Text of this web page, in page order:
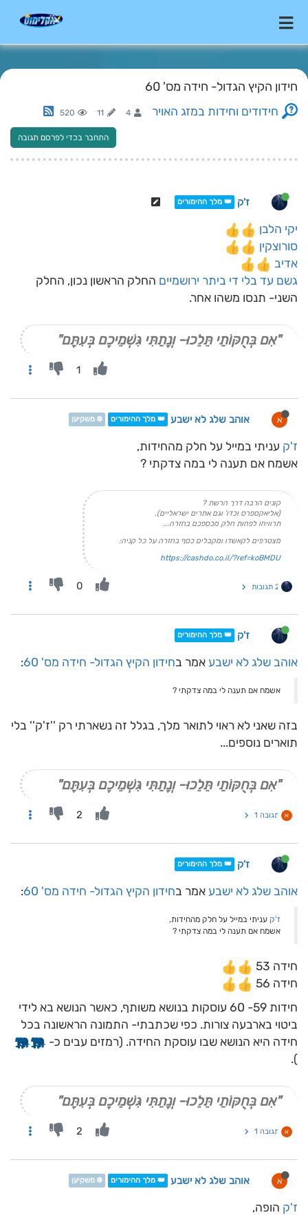
חידון הקיץ הגדול- חידה מס' 60
חידודים וחידות במזג האויר 4
11
520
התחבר בכדי לפרסם תגובה
ז'ק 👑 מלך ההימורים
יקי הלבן
סורוצקין
אדיב
גשם עד בלי די ביתר ירושמיים החלק הראשון נכון, החלק
השני- תנסו משהו אחר.
"אִם בְּחֻקּוֹתַי תֵּלֵכוּ- וְנָתַתִּי גִּשְׁמֵיכֶם בְּעִתָּם"
1
א אוהב שלג לא ישבע 👑 מלך ההימורים ❄️ משקיען
ז'ק עניתי במייל על חלק מהחידות,
אשמח אם תענה לי במה צדקתי ?
קונים הרבה דרך הרשת ?
(אליאקספרס וכדו' וגם אתרים ישראליים),
תרוויחו לפחות חלק מכספכם בחזרה...
מצטרפים לקאשדו ומקבלים כסף בחזרה על כל קניה:
https://cashdo.co.il/?ref=koBMDU
2 תגובות 0
ז'ק 👑 מלך ההימורים
אוהב שלג לא ישבע אמר בחידון הקיץ הגדול- חידה מס' 60 :
אשמח אם תענה לי במה צדקתי ?
בזה שאני לא ראוי לתואר מלך, בגלל זה נשארתי רק ''ז'ק'' בלי
תוארים נוספים...
"אִם בְּחֻקּוֹתַי תֵּלֵכוּ- וְנָתַתִּי גִּשְׁמֵיכֶם בְּעִתָּם"
א תגובה 1 2
ז'ק 👑 מלך ההימורים
אוהב שלג לא ישבע אמר בחידון הקיץ הגדול- חידה מס' 60 :
ז'ק עניתי במייל על חלק מהחידות,
אשמח אם תענה לי במה צדקתי ?
חידה 53
חידה 56
חידות 59- 60 עוסקות בנושא משותף, כאשר הנושא בא לידי
ביטוי בארבעה צורות. כפי שכתבתי- התמונה הראשונה בכל
חידה היא הנושא שבו עוסקת החידה. (רמזים עבים כ-
).
"אִם בְּחֻקּוֹתַי תֵּלֵכוּ- וְנָתַתִּי גִּשְׁמֵיכֶם בְּעִתָּם"
א תגובה 1 2
א אוהב שלג לא ישבע 👑 מלך ההימורים ❄️ משקיען
ז'ק הופה,